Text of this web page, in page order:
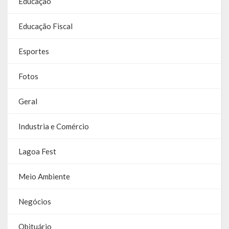
Galeria de Fotos
Vídeos
Programas
Publicações
Covid 19
Publicações Oficiais
Educação Fiscal
Esportes
Fotos
Geral
Industria e Comércio
Lagoa Fest
Meio Ambiente
Negócios
Obituário